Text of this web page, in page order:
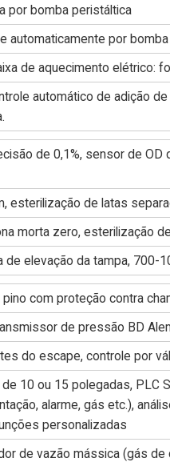
por bomba peristáltica
automaticamente por
de aquecimento elétrico:
automático de adição
de 0,1%, sensor de
esterilização de latas
morta zero, esterilização
elevação da tampa, 700-
com proteção contra
de pressão BD
do escape, controle por
10 ou 15 polegadas, PLC
alarme, gás etc.),
personalizadas
de vazão mássica (gás